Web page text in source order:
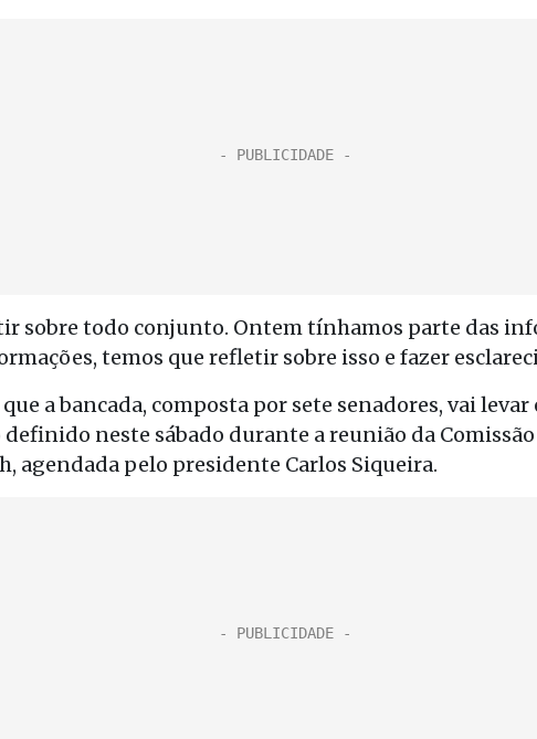
sobre todo conjunto. Ontem tínhamos parte das
temos que refletir sobre isso e fazer
a bancada, composta por sete senadores, vai levar
neste sábado durante a reunião da
agendada pelo presidente Carlos Siqueira.